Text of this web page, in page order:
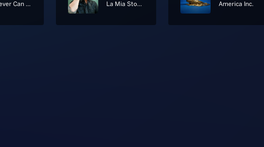
Never Can Say Goodbye
La Mia Storia Tra Le Dita
America Inc.